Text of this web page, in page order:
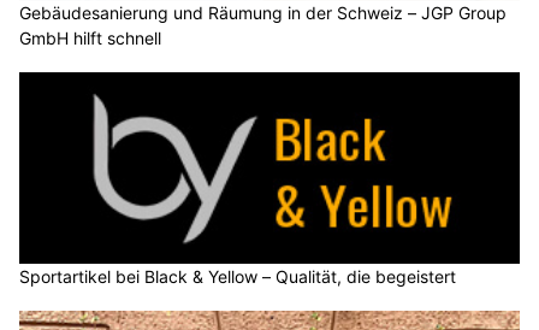
Gebäudesanierung und Räumung in der Schweiz – JGP Group
GmbH hilft schnell
Sportartikel bei Black & Yellow – Qualität, die begeistert